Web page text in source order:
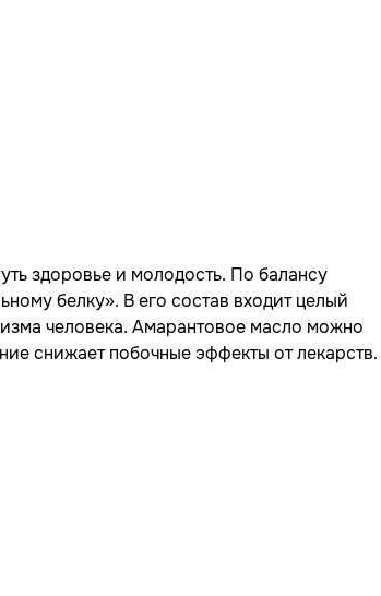
здоровье и молодость. По балансу
белку». В его состав входит целый
человека. Амарантовое масло можно
снижает побочные эффекты от лекарств.